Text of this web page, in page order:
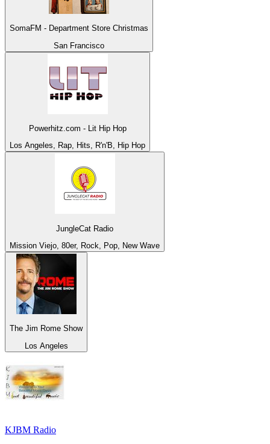
SomaFM - Department Store Christmas
San Francisco
Powerhitz.com - Lit Hip Hop
Los Angeles, Rap, Hits, R'n'B, Hip Hop
JungleCat Radio
Mission Viejo, 80er, Rock, Pop, New Wave
The Jim Rome Show
Los Angeles
KJBM Radio